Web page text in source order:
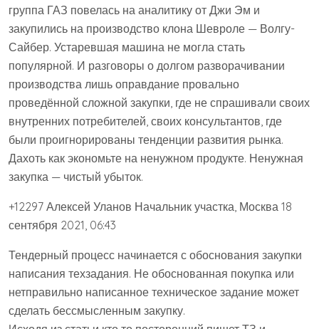
группа ГАЗ повелась на аналитику от Джи Эм и
закупились на производство клона Шевроле — Волгу-
Сайбер. Устаревшая машина не могла стать
популярной. И разговоры о долгом разворачивании
производства лишь оправдание провально
проведённой сложной закупки, где не спрашивали своих
внутренних потребителей, своих консультантов, где
были проигнорированы тенденции развития рынка.
Дахоть как экономьте на ненужном продукте. Ненужная
закупка — чистый убыток.
+12297 Алексей Уланов Начальник участка, Москва 18
сентября 2021, 06:43
Тендерный процесс начинается с обоснования закупки
написания техзадания. Не обоснованная покупка или
нетправильно написанное техническое задание может
сделать бессмысленным закупку.